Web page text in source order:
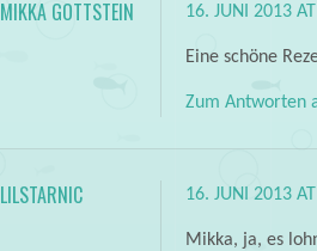
MIKKA GOTTSTEIN 16. JUNI 2013
Eine schöne
Zum Antworten
LILSTARNIC 16. JUNI 2013
Mikka, ja, es